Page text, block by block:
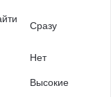
Сразу
Нет
Высокие